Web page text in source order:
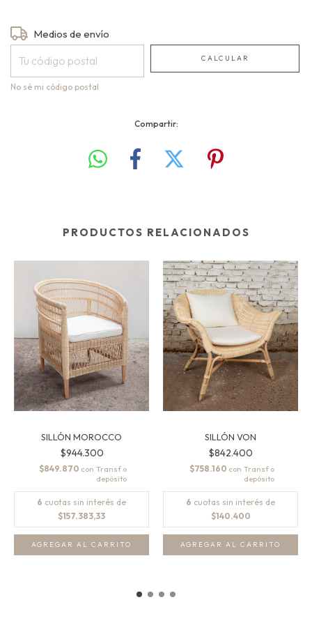
Entregas para el CP:
Medios de envío
CALCULAR
No sé mi código postal
Compartir:
PRODUCTOS RELACIONADOS
SILLÓN MOROCCO
$944.300
$849.870 con
6 cuotas sin interés de
$157.383,33
SILLÓN VON
$842.400
$758.160 con
6 cuotas sin interés de
$140.400